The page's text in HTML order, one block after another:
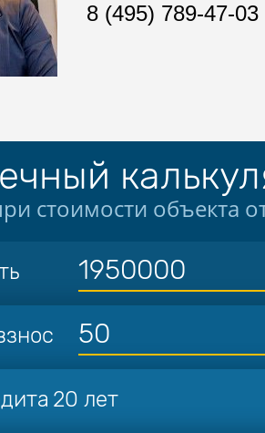
8 (495) 789-47-03
стоимости объекта
20 лет